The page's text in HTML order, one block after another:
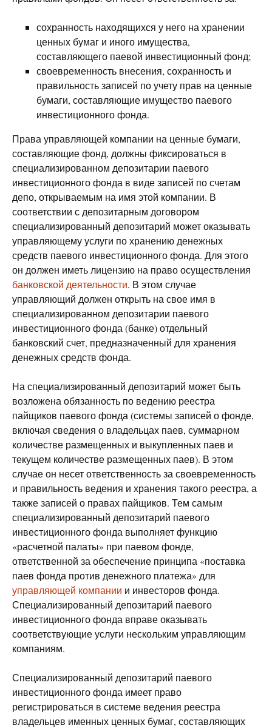
сохранность находящихся у него на хранении
ценных бумаг и иного имущества,
составляющего паевой инвестиционный фонд;
своевременность внесения, сохранность и
правильность записей по учету прав на ценные
бумаги, составляющие имущество паевого
инвестиционного фонда.
Права управляющей компании на ценные бумаги,
составляющие фонд, должны фиксироваться в
специализированном депозитарии паевого
инвестиционного фонда в виде записей по счетам
депо, открываемым на имя этой компании. В
соответствии с депозитарным договором
специализированный депозитарий может оказывать
управляющему услуги по хранению денежных
средств паевого инвестиционного фонда. Для этого
он должен иметь лицензию на право осуществления
банковской деятельности. В этом случае
управляющий должен открыть на свое имя в
специализированном депозитарии паевого
инвестиционного фонда (банке) отдельный
банковский счет, предназначенный для хранения
денежных средств фонда.
На специализированный депозитарий может быть
возложена обязанность по ведению реестра
пайщиков паевого фонда (системы записей о фонде,
включая сведения о владельцах паев, суммарном
количестве размещенных и выкупленных паев и
текущем количестве размещенных паев). В этом
случае он несет ответственность за своевременность
и правильность ведения и хранения такого реестра, а
также записей о правах пайщиков. Тем самым
специализированный депозитарий паевого
инвестиционного фонда выполняет функцию
«расчетной палаты» при паевом фонде,
ответственной за обеспечение принципа «поставка
паев фонда против денежного платежа» для
управляющей компании и инвесторов фонда.
Специализированный депозитарий паевого
инвестиционного фонда вправе оказывать
соответствующие услуги нескольким управляющим
компаниям.
Специализированный депозитарий паевого
инвестиционного фонда имеет право
регистрироваться в системе ведения реестра
владельцев именных ценных бумаг, составляющих